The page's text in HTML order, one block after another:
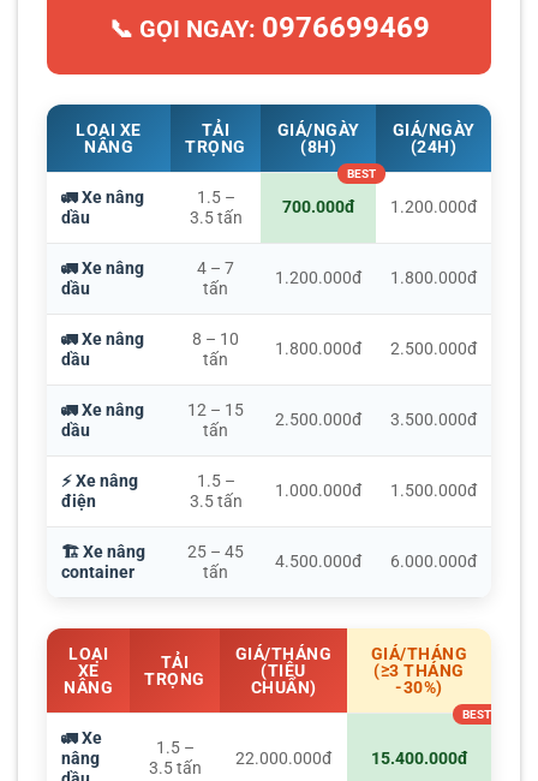
📞 GỌI NGAY: 0976699469
LOẠI XE
NÂNG
TẢI
TRỌNG
GIÁ/NGÀY
(8H)
GIÁ/NGÀY
(24H)
🚛 Xe nâng
dầu
1.5 –
3.5 tấn
700.000đ 1.200.000đ
🚛 Xe nâng
dầu
4 – 7
tấn
1.200.000đ 1.800.000đ
🚛 Xe nâng
dầu
8 – 10
tấn
1.800.000đ 2.500.000đ
🚛 Xe nâng
dầu
12 – 15
tấn
2.500.000đ 3.500.000đ
⚡ Xe nâng
điện
1.5 –
3.5 tấn
1.000.000đ 1.500.000đ
🏗️ Xe nâng
container
25 – 45
tấn
4.500.000đ 6.000.000đ
LOẠI
XE
NÂNG
TẢI
TRỌNG
GIÁ/THÁNG
(TIÊU
CHUẨN)
GIÁ/THÁNG
(≥3 THÁNG
-30%)
🚛 Xe
nâng
1.5 –
3.5 tấn
22.000.000đ 15.400.000đ